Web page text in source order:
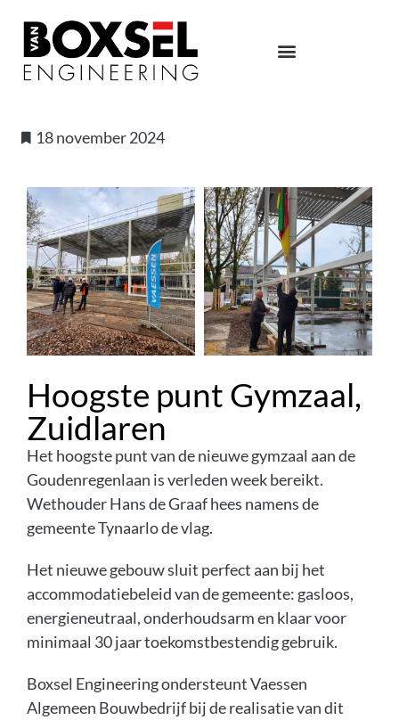
18 november 2024
Het hoogste punt van de nieuwe gymzaal aan de
Goudenregenlaan is verleden week bereikt.
Wethouder Hans de Graaf hees namens de
gemeente Tynaarlo de vlag.
Het nieuwe gebouw sluit perfect aan bij het
accommodatiebeleid van de gemeente: gasloos,
energieneutraal, onderhoudsarm en klaar voor
minimaal 30 jaar toekomstbestendig gebruik.
Boxsel Engineering ondersteunt Vaessen
Algemeen Bouwbedrijf bij de realisatie van dit
Hoogste punt Gymzaal,
Zuidlaren